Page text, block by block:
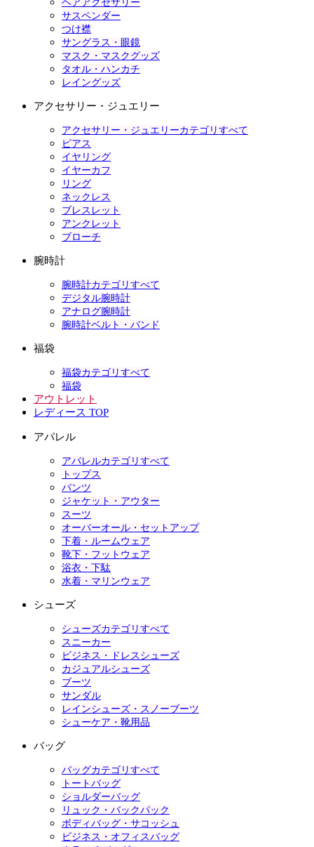
ヘアアクセサリー
サスペンダー
つけ襟
サングラス・眼鏡
マスク・マスクグッズ
タオル・ハンカチ
レイングッズ
アクセサリー・ジュエリー
アクセサリー・ジュエリーカテゴリすべて
ピアス
イヤリング
イヤーカフ
リング
ネックレス
ブレスレット
アンクレット
ブローチ
腕時計
腕時計カテゴリすべて
デジタル腕時計
アナログ腕時計
腕時計ベルト・バンド
福袋
福袋カテゴリすべて
福袋
アウトレット
レディース TOP
アパレル
アパレルカテゴリすべて
トップス
パンツ
ジャケット・アウター
スーツ
オーバーオール・セットアップ
下着・ルームウェア
靴下・フットウェア
浴衣・下駄
水着・マリンウェア
シューズ
シューズカテゴリすべて
スニーカー
ビジネス・ドレスシューズ
カジュアルシューズ
ブーツ
サンダル
レインシューズ・スノーブーツ
シューケア・靴用品
バッグ
バッグカテゴリすべて
トートバッグ
ショルダーバッグ
リュック・バックパック
ボディバッグ・サコッシュ
ビジネス・オフィスバッグ